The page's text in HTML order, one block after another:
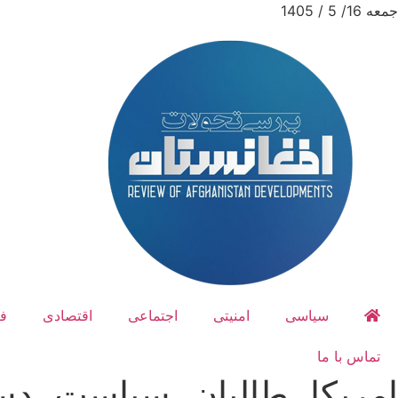
جمعه 16/ 5 / 1405
سیاسی امنیتی اجتماعی اقتصادی
تماس با ما